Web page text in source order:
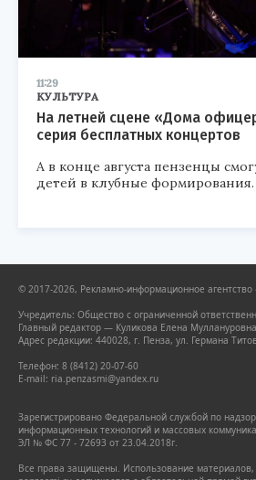
11:29
КУЛЬТУРА
На летней сцене «Дома
серия бесплатных концертов
А в конце августа пензенцы
детей в клубные формирования.
© 2017-2026, Рекламно-информационное
Учредитель: Общество с ограниченной
Главный редактор — Куликова Елена
Адрес редакции: 440028, г. Пенза, ул. Германа
Телефон: 8 (8412) 20-07-60
E-mail: ria.penzasmi@yandex.ru
Зарегистрировано Федеральной службой по
информационных технологий и массовых
ЭЛ № ФС 77 - 72693 от 23.04.2018г.
Все права защищены. Использование материалов,